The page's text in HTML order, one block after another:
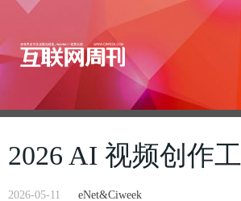
2026 AI 视频创作
2026-05-11 eNet&Ciweek